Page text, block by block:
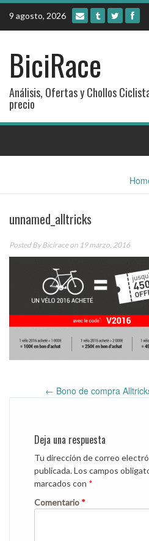
Skip
content
9 agosto, 2026
BiciRace
Análisis, Ofertas y Chollos
precio
unnamed_alltricks
Posted ByBiciraceon 19 marzo, 2016
Post
← Bono de compra
Deja una respuesta
Tu dirección de correo
publicada.Los campos
marcados con *
Comentario *